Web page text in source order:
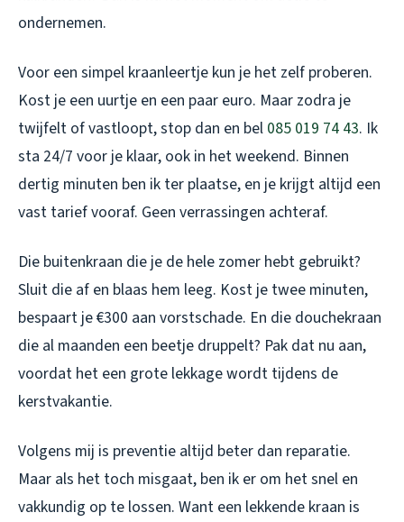
ondernemen.
Voor een simpel kraanleertje kun je het zelf proberen.
Kost je een uurtje en een paar euro. Maar zodra je
twijfelt of vastloopt, stop dan en bel 085 019 74 43. Ik
sta 24/7 voor je klaar, ook in het weekend. Binnen
dertig minuten ben ik ter plaatse, en je krijgt altijd een
vast tarief vooraf. Geen verrassingen achteraf.
Die buitenkraan die je de hele zomer hebt gebruikt?
Sluit die af en blaas hem leeg. Kost je twee minuten,
bespaart je €300 aan vorstschade. En die douchekraan
die al maanden een beetje druppelt? Pak dat nu aan,
voordat het een grote lekkage wordt tijdens de
kerstvakantie.
Volgens mij is preventie altijd beter dan reparatie.
Maar als het toch misgaat, ben ik er om het snel en
vakkundig op te lossen. Want een lekkende kraan is